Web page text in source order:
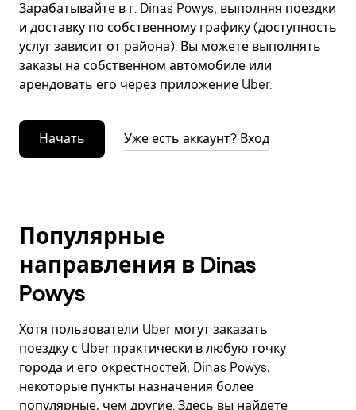
Зарабатывайте в г. Dinas Powys, выполняя поездки
и доставку по собственному графику (доступность
услуг зависит от района). Вы можете выполнять
заказы на собственном автомобиле или
арендовать его через приложение Uber.
Начать Уже есть аккаунт? Вход
Популярные
направления в Dinas
Powys
Хотя пользователи Uber могут заказать
поездку с Uber практически в любую точку
города и его окрестностей, Dinas Powys,
некоторые пункты назначения более
популярные, чем другие. Здесь вы найдете